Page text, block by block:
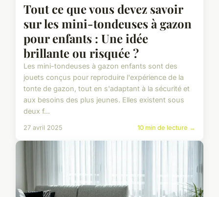
Tout ce que vous devez savoir
sur les mini-tondeuses à gazon
pour enfants : Une idée
brillante ou risquée ?
Les mini-tondeuses à gazon enfants sont des
jouets conçus pour reproduire l'expérience de la
tonte de gazon, tout en s'adaptant à la sécurité et
aux besoins des plus jeunes. Elles existent sous
deux f...
27 avril 2025 10 min de lecture →